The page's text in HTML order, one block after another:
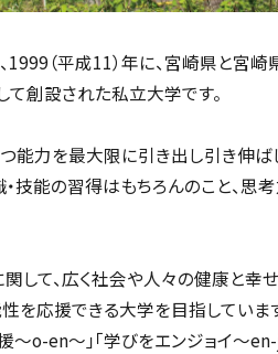
1999（平成11）年に、宮崎県と
創設された私立大学です。
能力を最大限に引き出し引き伸
技能の習得はもちろんのこと、思
して、広く社会や人々の健康と
を応援できる大学を目指していま
～o-en～」「学びをエンジョイ～en-